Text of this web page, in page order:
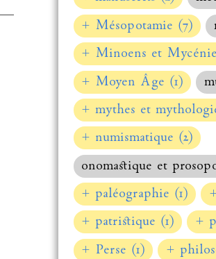
+ Mésopotamie (7)
+ Minoens et
+ Moyen Âge (1)
+ mythes et
+ numismatique (2)
onomastique et
+ paléographie (1)
+ patristique (1)
+
+ Perse (1)
+